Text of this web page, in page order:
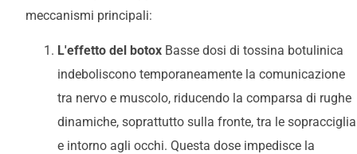
meccanismi principali:
L'effetto del botox Basse dosi di tossina botulinica
indeboliscono temporaneamente la comunicazione
tra nervo e muscolo, riducendo la comparsa di rughe
dinamiche, soprattutto sulla fronte, tra le sopracciglia
e intorno agli occhi. Questa dose impedisce la